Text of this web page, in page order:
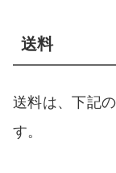
送料
送料は、下記
す。